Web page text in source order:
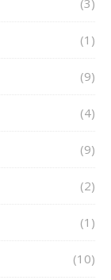
(1)
(9)
(4)
(9)
(2)
(1)
(10)